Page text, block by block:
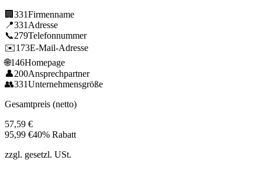
🏢 331Firmenname
📍331 Adresse
📞279Telefonnummer
✉️173E-Mail-Adresse
🌐146Homepage
👤200Ansprechpartner
👥331Unternehmensgröße
Gesamtpreis (netto)
57,59 €
95,99 €40% Rabatt
zzgl. gesetzl. USt.